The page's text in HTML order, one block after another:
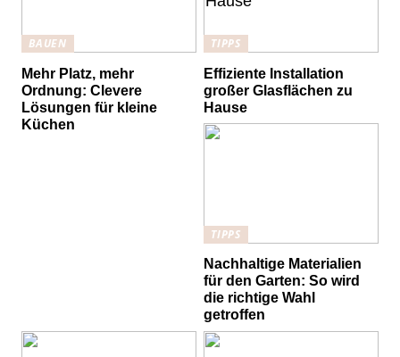
BAUEN
Mehr Platz, mehr
Ordnung: Clevere
Lösungen für kleine
Küchen
TIPPS
Effiziente Installation
großer Glasflächen zu
Hause
TIPPS
Nachhaltige Materialien
für den Garten: So wird
die richtige Wahl
getroffen